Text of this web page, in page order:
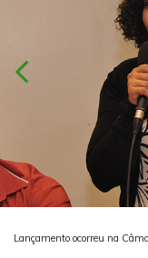
chevron_left
Lançamento ocorreu na